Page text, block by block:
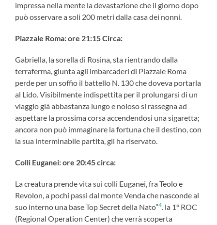
impressa nella mente la devastazione che il giorno dopo
può osservare a soli 200 metri dalla casa dei nonni.
Piazzale Roma: ore 21:15 Circa:
Gabriella, la sorella di Rosina, sta rientrando dalla
terraferma, giunta agli imbarcaderi di Piazzale Roma
perde per un soffio il battello N. 130 che doveva portarla
al Lido. Visibilmente indispettita per il prolungarsi di un
viaggio già abbastanza lungo e noioso si rassegna ad
aspettare la prossima corsa accendendosi una sigaretta;
ancora non può immaginare la fortuna che il destino, con
la sua interminabile partita, gli ha riservato.
Colli Euganei: ore 20:45 circa:
La creatura prende vita sui colli Euganei, fra Teolo e
Revolon, a pochi passi dal monte Venda che nasconde al
suo interno una base Top Secret della Nato”4. la 1° ROC
(Regional Operation Center) che verrà scoperta